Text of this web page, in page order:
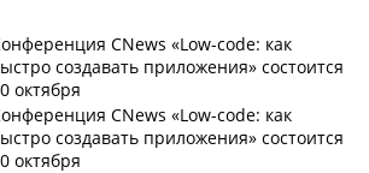
CNews «Low-code: как
создавать приложения» состоится
октября
CNews «Low-code: как
создавать приложения» состоится
октября